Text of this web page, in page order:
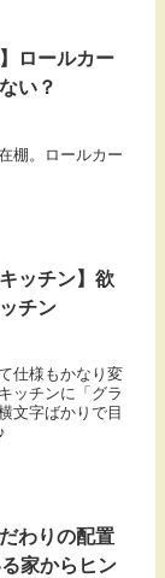
ロールカー
い？
棚。ロールカー
ッチン】欲
チン
仕様もかなり変
ッチンに「グラ
文字ばかりで目
わりの配置
家からヒン